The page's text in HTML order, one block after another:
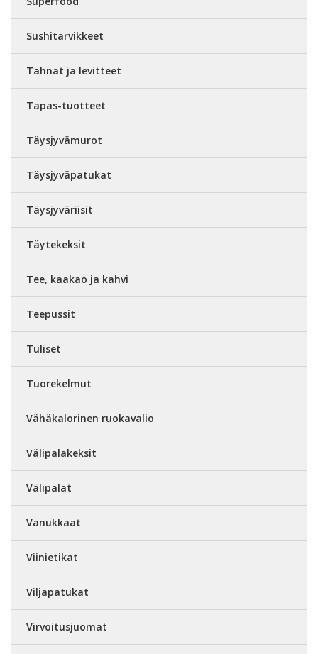
Sushitarvikkeet
Tahnat ja levitteet
Tapas-tuotteet
Täysjyvämurot
Täysjyväpatukat
Täysjyväriisit
Täytekeksit
Tee, kaakao ja kahvi
Teepussit
Tuliset
Tuorekelmut
Vähäkalorinen ruokavalio
Välipalakeksit
Välipalat
Vanukkaat
Viinietikat
Viljapatukat
Virvoitusjuomat